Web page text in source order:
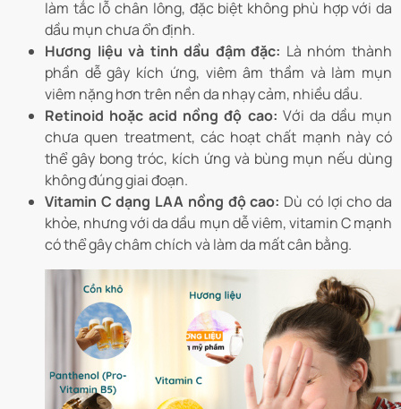
làm tắc lỗ chân lông, đặc biệt không phù hợp với da
dầu mụn chưa ổn định.
Hương liệu và tinh dầu đậm đặc: Là nhóm thành
phần dễ gây kích ứng, viêm âm thầm và làm mụn
viêm nặng hơn trên nền da nhạy cảm, nhiều dầu.
Retinoid hoặc acid nồng độ cao: Với da dầu mụn
chưa quen treatment, các hoạt chất mạnh này có
thể gây bong tróc, kích ứng và bùng mụn nếu dùng
không đúng giai đoạn.
Vitamin C dạng LAA nồng độ cao: Dù có lợi cho da
khỏe, nhưng với da dầu mụn dễ viêm, vitamin C mạnh
có thể gây châm chích và làm da mất cân bằng.